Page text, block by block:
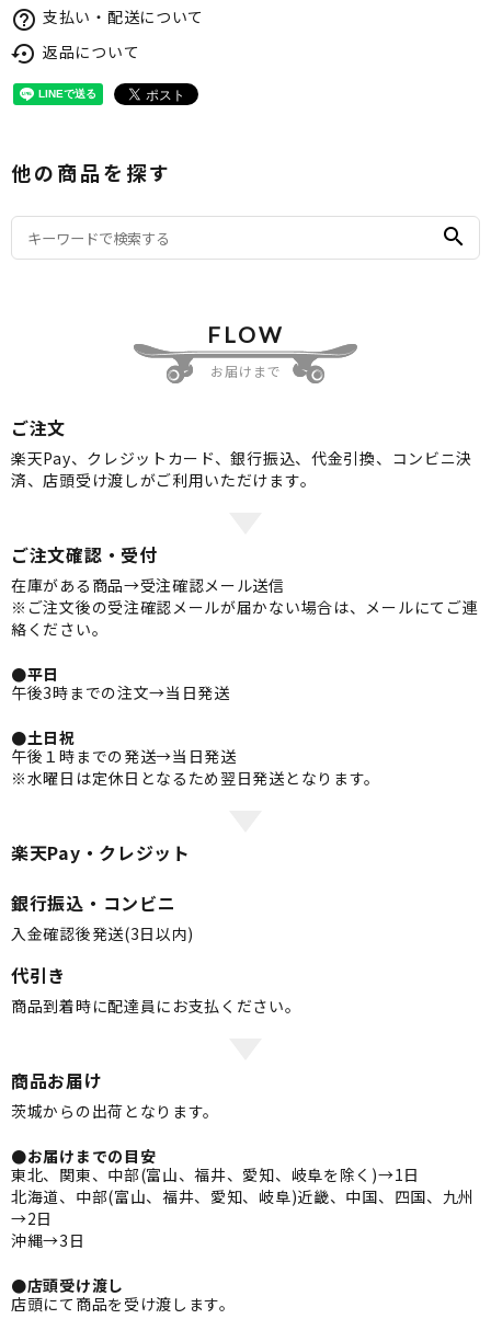
help_outline 支払い・配送について
settings_backup_restore 返品について
他の商品を探す
search
FLOW
お届けまで
ご注文
楽天Pay、クレジットカード、銀行振込、代金引換、コンビニ決
済、店頭受け渡しがご利用いただけます。
ご注文確認・受付
在庫がある商品→受注確認メール送信
※ご注文後の受注確認メールが届かない場合は、メールにてご連
絡ください。
●平日
午後3時までの注文→当日発送
●土日祝
午後１時までの発送→当日発送
※水曜日は定休日となるため翌日発送となります。
楽天Pay・クレジット
銀行振込・コンビニ
入金確認後発送(3日以内)
代引き
商品到着時に配達員にお支払ください。
商品お届け
茨城からの出荷となります。
●お届けまでの目安
東北、関東、中部(富山、福井、愛知、岐阜を除く)→1日
北海道、中部(富山、福井、愛知、岐阜)近畿、中国、四国、九州
→2日
沖縄→3日
●店頭受け渡し
店頭にて商品を受け渡します。